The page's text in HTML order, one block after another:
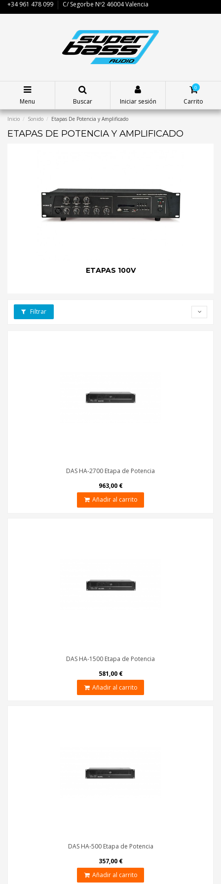
+34 961 478 099 C/ Segorbe Nº2 46004 Valencia
Menu Buscar Iniciar sesión
0
Carrito
Inicio Sonido Etapas De Potencia y Amplificado
ETAPAS DE POTENCIA Y AMPLIFICADO
ETAPAS 100V
Filtrar
DAS HA-2700 Etapa de Potencia
963,00 €
Añadir al carrito
DAS HA-1500 Etapa de Potencia
581,00 €
Añadir al carrito
DAS HA-500 Etapa de Potencia
357,00 €
Añadir al carrito